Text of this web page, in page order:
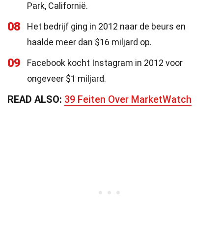
Park, Californië.
08
Het bedrijf ging in 2012 naar de beurs en
haalde meer dan $16 miljard op.
09
Facebook kocht Instagram in 2012 voor
ongeveer $1 miljard.
READ ALSO: 39 Feiten Over MarketWatch